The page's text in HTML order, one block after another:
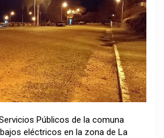
Públicos de la comuna
eléctricos en la zona de La